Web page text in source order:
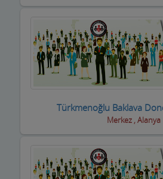
Zirai ilaç ve Aletler
Züccaciyeler
Türkmenoğlu Baklava
Merkez , Alanya